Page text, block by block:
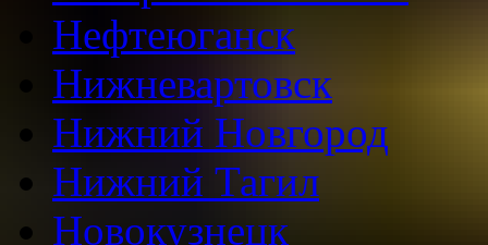
Нефтеюганск
Нижневартовск
Нижний Новгород
Нижний Тагил
Новокузнецк